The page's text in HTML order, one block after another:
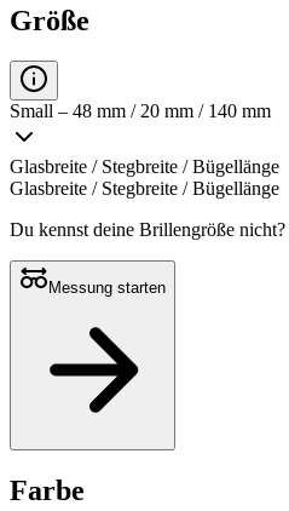
Größe
Small – 48 mm / 20 mm / 140 mm
Glasbreite / Stegbreite / Bügellänge
Glasbreite / Stegbreite / Bügellänge
Du kennst deine Brillengröße nicht?
Messung starten
Farbe